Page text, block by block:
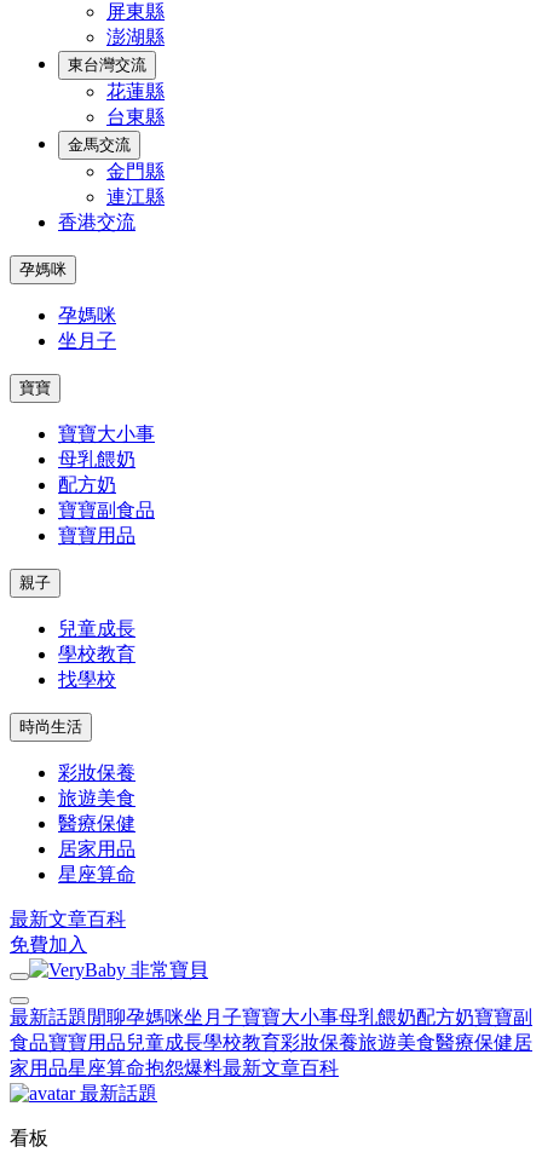
屏東縣
澎湖縣
東台灣交流
花蓮縣
台東縣
金馬交流
金門縣
連江縣
香港交流
孕媽咪
孕媽咪
坐月子
寶寶
寶寶大小事
母乳餵奶
配方奶
寶寶副食品
寶寶用品
親子
兒童成長
學校教育
找學校
時尚生活
彩妝保養
旅遊美食
醫療保健
居家用品
星座算命
最新文章百科
免費加入
最新話題 閒聊孕媽咪坐月子寶寶大小事母乳餵奶配方奶寶寶副
食品寶寶用品兒童成長學校教育彩妝保養旅遊美食醫療保健居
家用品星座算命抱怨爆料最新文章百科
最新話題
看板